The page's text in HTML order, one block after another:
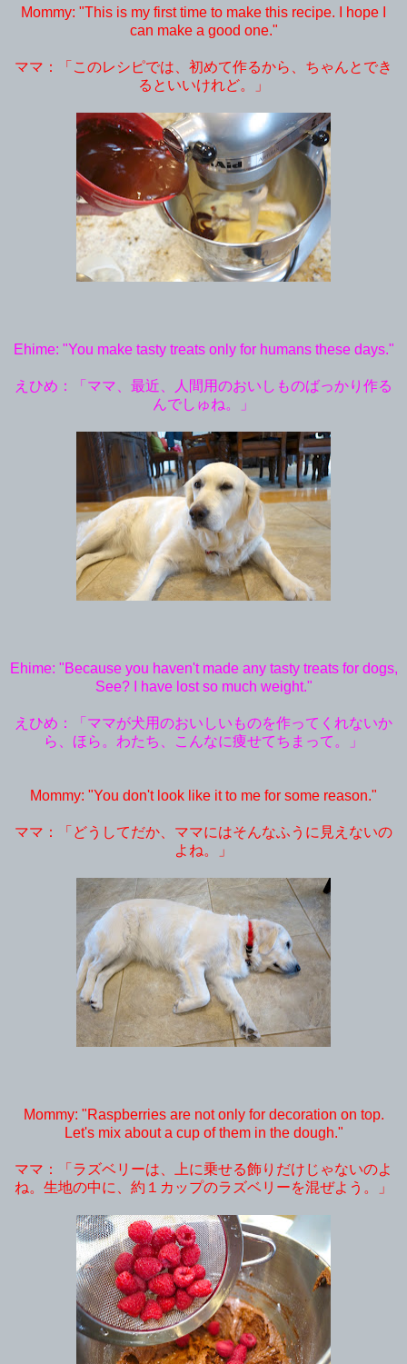
Mommy: "This is my first time to make this recipe. I hope I
can make a good one."
ママ：「このレシピでは、初めて作るから、ちゃんとでき
るといいけれど。」
Ehime: "You make tasty treats only for humans these days."
えひめ：「ママ、最近、人間用のおいしものばっかり作る
んでしゅね。」
Ehime: "Because you haven't made any tasty treats for dogs,
See? I have lost so much weight."
えひめ：「ママが犬用のおいしいものを作ってくれないか
ら、ほら。わたち、こんなに痩せてちまって。」
Mommy: "You don't look like it to me for some reason."
ママ：「どうしてだか、ママにはそんなふうに見えないの
よね。」
Mommy: "Raspberries are not only for decoration on top.
Let's mix about a cup of them in the dough."
ママ：「ラズベリーは、上に乗せる飾りだけじゃないのよ
ね。生地の中に、約１カップのラズベリーを混ぜよう。」